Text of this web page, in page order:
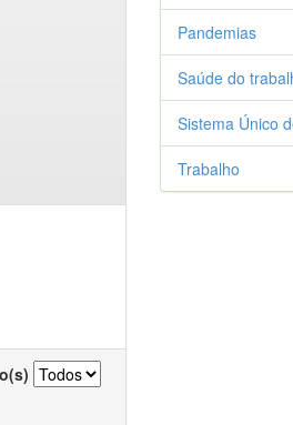
Pandemias
Saúde do
Sistema Único
Trabalho